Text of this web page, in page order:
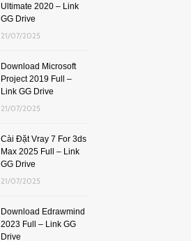
Ultimate 2020 – Link
GG Drive
21/07/2025
Download Microsoft
Project 2019 Full –
Link GG Drive
21/07/2025
Cài Đặt Vray 7 For 3ds
Max 2025 Full – Link
GG Drive
21/07/2025
Download Edrawmind
2023 Full – Link GG
Drive